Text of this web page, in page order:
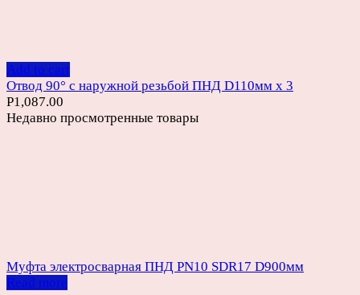
Add to cart
Отвод 90° с наружной резьбой ПНД D110мм х 3
Р1,087.00
Недавно просмотренные товары
Муфта электросварная ПНД PN10 SDR17 D900мм
Read more